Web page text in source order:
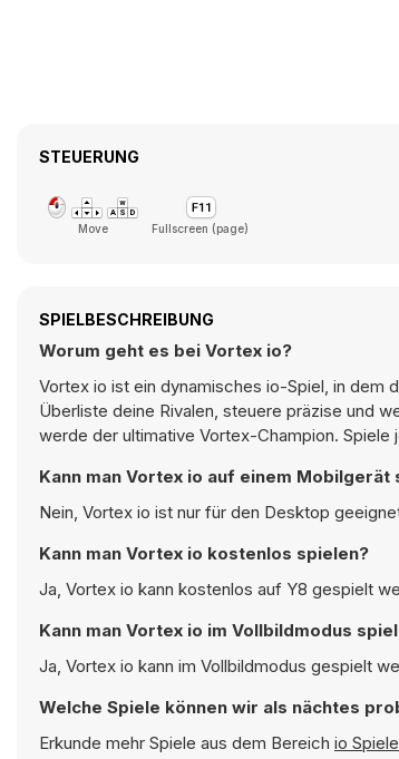
STEUERUNG
Move Fullscreen (page)
SPIELBESCHREIBUNG
Worum geht es bei Vortex io?
Vortex io ist ein dynamisches io-Spiel, in dem
Überliste deine Rivalen, steuere präzise und
werde der ultimative Vortex-Champion. Spiele
Kann man Vortex io auf einem Mobilgerät
Nein, Vortex io ist nur für den Desktop
Kann man Vortex io kostenlos spielen?
Ja, Vortex io kann kostenlos auf Y8 gespielt
Kann man Vortex io im Vollbildmodus
Ja, Vortex io kann im Vollbildmodus gespielt
Welche Spiele können wir als nächtes
Erkunde mehr Spiele aus dem Bereich io Spiele